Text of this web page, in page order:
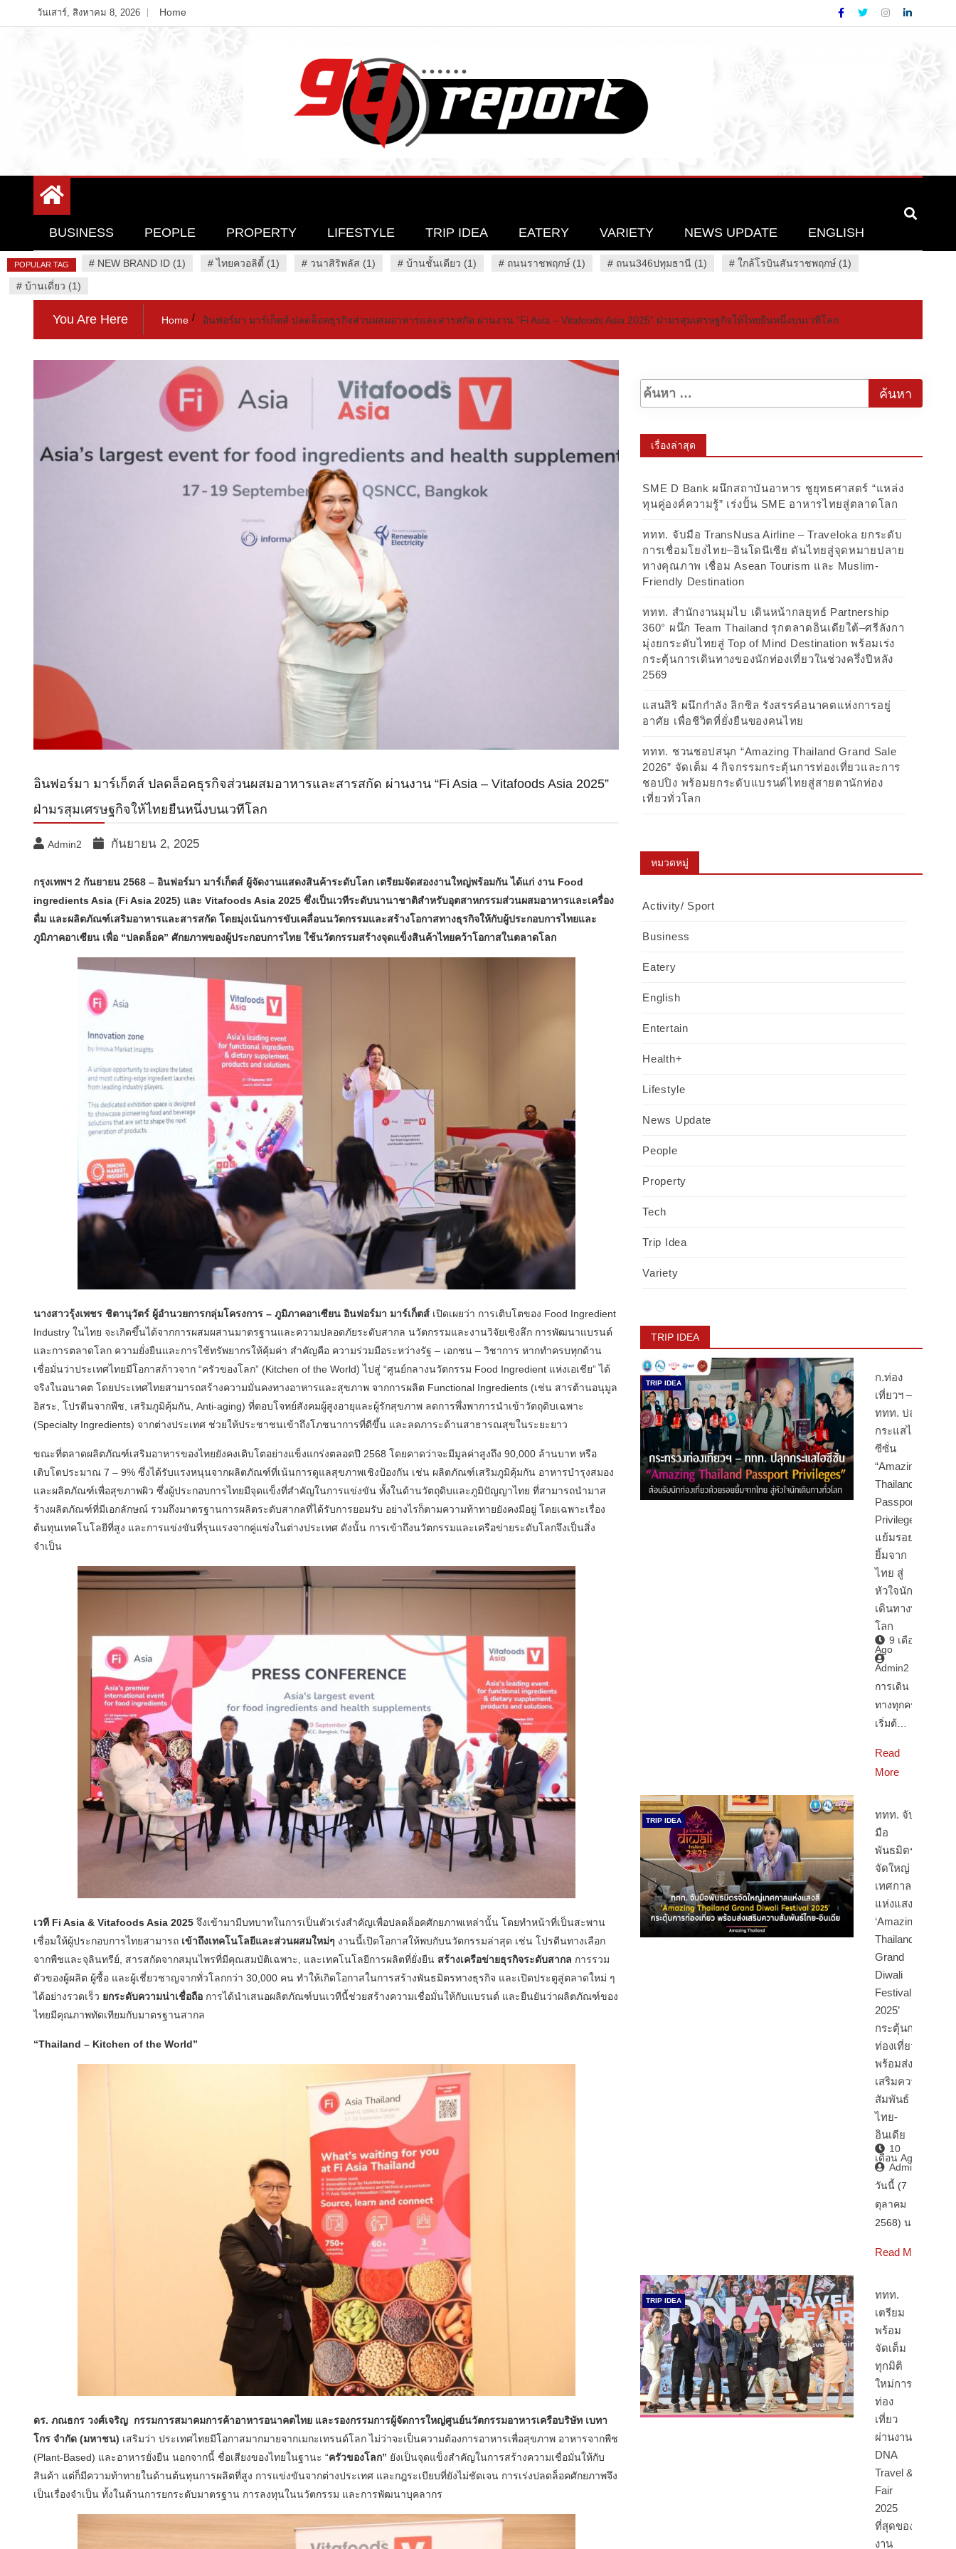
to
วันเสาร์, สิงหาคม 8, 2026 Home
94 Report.com
BUSINESS PEOPLE PROPERTY LIFESTYLE TRIP IDEA EATERY VARIETY NEWS UPDATE ENGLISH
POPULAR TAG # NEW BRAND ID (1) #ไทยควอลิตี้ (1) # วนาสิริพลัส (1) # บ้านชั้นเดียว (1) # ถนนราชพฤกษ์ (1) # ถนน346ปทุมธานี (1) # ใกล้โรบินสันราชพฤกษ์ (1)
# บ้านเดี่ยว (1)
You Are Here Home อินฟอร์มา มาร์เก็ตส์ ปลดล็อคธุรกิจส่วนผสมอาหารและสารสกัด ผ่านงาน “Fi Asia – Vitafoods Asia 2025” ฝ่ามรสุมเศรษฐกิจให้ไทยยืนหนึ่งบนเวทีโลก
อินฟอร์มา มาร์เก็ตส์ ปลดล็อคธุรกิจส่วนผสมอาหารและสารสกัด ผ่านงาน “Fi Asia – Vitafoods Asia 2025”
ฝ่ามรสุมเศรษฐกิจให้ไทยยืนหนึ่งบนเวทีโลก
Admin2 กันยายน 2, 2025
กรุงเทพฯ 2 กันยายน 2568 – อินฟอร์มา มาร์เก็ตส์ ผู้จัดงานแสดงสินค้าระดับโลก เตรียมจัดสองงานใหญ่พร้อมกัน ได้แก่ งาน Food
ingredients Asia (Fi Asia 2025) และ Vitafoods Asia 2025 ซึ่งเป็นเวทีระดับนานาชาติสำหรับอุตสาหกรรมส่วนผสมอาหารและเครื่อง
ดื่ม และผลิตภัณฑ์เสริมอาหารและสารสกัด โดยมุ่งเน้นการขับเคลื่อนนวัตกรรมและสร้างโอกาสทางธุรกิจให้กับผู้ประกอบการไทยและ
ภูมิภาคอาเซียน เพื่อ “ปลดล็อค” ศักยภาพของผู้ประกอบการไทย ใช้นวัตกรรมสร้างจุดแข็งสินค้าไทยคว้าโอกาสในตลาดโลก
นางสาวรุ้งเพชร ชิตานุวัตร์ ผู้อำนวยการกลุ่มโครงการ – ภูมิภาคอาเซียน อินฟอร์มา มาร์เก็ตส์ เปิดเผยว่า การเติบโตของ Food Ingredient
Industry ในไทย จะเกิดขึ้นได้จากการผสมผสานมาตรฐานและความปลอดภัยระดับสากล นวัตกรรมและงานวิจัยเชิงลึก การพัฒนาแบรนด์
และการตลาดโลก ความยั่งยืนและการใช้ทรัพยากรให้คุ้มค่า สำคัญคือ ความร่วมมือระหว่างรัฐ – เอกชน – วิชาการ หากทำครบทุกด้าน
เชื่อมั่นว่าประเทศไทยมีโอกาสก้าวจาก “ครัวของโลก” (Kitchen of the World) ไปสู่ “ศูนย์กลางนวัตกรรม Food Ingredient แห่งเอเชีย” ได้
จริงในอนาคต โดยประเทศไทยสามารถสร้างความมั่นคงทางอาหารและสุขภาพ จากการผลิต Functional Ingredients (เช่น สารต้านอนุมูล
อิสระ, โปรตีนจากพืช, เสริมภูมิคุ้มกัน, Anti-aging) ที่ตอบโจทย์สังคมผู้สูงอายุและผู้รักสุขภาพ ลดการพึ่งพาการนำเข้าวัตถุดิบเฉพาะ
(Specialty Ingredients) จากต่างประเทศ ช่วยให้ประชาชนเข้าถึงโภชนาการที่ดีขึ้น และลดภาระด้านสาธารณสุขในระยะยาว
ขณะที่ตลาดผลิตภัณฑ์เสริมอาหารของไทยยังคงเติบโตอย่างแข็งแกร่งตลอดปี 2568 โดยคาดว่าจะมีมูลค่าสูงถึง 90,000 ล้านบาท หรือ
เติบโตประมาณ 7 – 9% ซึ่งได้รับแรงหนุนจากผลิตภัณฑ์ที่เน้นการดูแลสุขภาพเชิงป้องกัน เช่น ผลิตภัณฑ์เสริมภูมิคุ้มกัน อาหารบำรุงสมอง
และผลิตภัณฑ์เพื่อสุขภาพผิว ซึ่งผู้ประกอบการไทยมีจุดแข็งที่สำคัญในการแข่งขัน ทั้งในด้านวัตถุดิบและภูมิปัญญาไทย ที่สามารถนำมาส
ร้างผลิตภัณฑ์ที่มีเอกลักษณ์ รวมถึงมาตรฐานการผลิตระดับสากลที่ได้รับการยอมรับ อย่างไรก็ตามความท้าทายยังคงมีอยู่ โดยเฉพาะเรื่อง
ต้นทุนเทคโนโลยีที่สูง และการแข่งขันที่รุนแรงจากคู่แข่งในต่างประเทศ ดังนั้น การเข้าถึงนวัตกรรมและเครือข่ายระดับโลกจึงเป็นสิ่ง
จำเป็น
เวที Fi Asia & Vitafoods Asia 2025 จึงเข้ามามีบทบาทในการเป็นตัวเร่งสำคัญเพื่อปลดล็อคศักยภาพเหล่านั้น โดยทำหน้าที่เป็นสะพาน
เชื่อมให้ผู้ประกอบการไทยสามารถ เข้าถึงเทคโนโลยีและส่วนผสมใหม่ๆ งานนี้เปิดโอกาสให้พบกับนวัตกรรมล่าสุด เช่น โปรตีนทางเลือก
จากพืชและจุลินทรีย์, สารสกัดจากสมุนไพรที่มีคุณสมบัติเฉพาะ, และเทคโนโลยีการผลิตที่ยั่งยืน สร้างเครือข่ายธุรกิจระดับสากล การรวม
ตัวของผู้ผลิต ผู้ซื้อ และผู้เชี่ยวชาญจากทั่วโลกกว่า 30,000 คน ทำให้เกิดโอกาสในการสร้างพันธมิตรทางธุรกิจ และเปิดประตูสู่ตลาดใหม่ ๆ
ได้อย่างรวดเร็ว ยกระดับความน่าเชื่อถือ การได้นำเสนอผลิตภัณฑ์บนเวทีนี้ช่วยสร้างความเชื่อมั่นให้กับแบรนด์ และยืนยันว่าผลิตภัณฑ์ของ
ไทยมีคุณภาพทัดเทียมกับมาตรฐานสากล
“Thailand – Kitchen of the World”
ดร. ภณธกร วงศ์เจริญ กรรมการสมาคมการค้าอาหารอนาคตไทย และรองกรรมการผู้จัดการใหญ่ศูนย์นวัตกรรมอาหารเครือบริษัท เบทา
โกร จำกัด (มหาชน) เสริมว่า ประเทศไทยมีโอกาสมากมายจากเมกะเทรนด์โลก ไม่ว่าจะเป็นความต้องการอาหารเพื่อสุขภาพ อาหารจากพืช
(Plant-Based) และอาหารยั่งยืน นอกจากนี้ ชื่อเสียงของไทยในฐานะ “ครัวของโลก” ยังเป็นจุดแข็งสำคัญในการสร้างความเชื่อมั่นให้กับ
สินค้า แต่ก็มีความท้าทายในด้านต้นทุนการผลิตที่สูง การแข่งขันจากต่างประเทศ และกฎระเบียบที่ยังไม่ชัดเจน การเร่งปลดล็อคศักยภาพจึง
เป็นเรื่องจำเป็น ทั้งในด้านการยกระดับมาตรฐาน การลงทุนในนวัตกรรม และการพัฒนาบุคลากร
เรื่องล่าสุด
SME D Bank ผนึกสถาบันอาหาร ชูยุทธศาสตร์ “แหล่ง
ทุนคู่องค์ความรู้” เร่งปั้น SME อาหารไทยสู่ตลาดโลก
ททท. จับมือ TransNusa Airline – Traveloka ยกระดับ
การเชื่อมโยงไทย–อินโดนีเซีย ดันไทยสู่จุดหมายปลาย
ทางคุณภาพ เชื่อม Asean Tourism และ Muslim-
Friendly Destination
ททท. สำนักงานมุมไบ เดินหน้ากลยุทธ์ Partnership
360° ผนึก Team Thailand รุกตลาดอินเดียใต้–ศรีลังกา
มุ่งยกระดับไทยสู่ Top of Mind Destination พร้อมเร่ง
กระตุ้นการเดินทางของนักท่องเที่ยวในช่วงครึ่งปีหลัง
2569
แสนสิริ ผนึกกำลัง ลิกซิล รังสรรค์อนาคตแห่งการอยู่
อาศัย เพื่อชีวิตที่ยั่งยืนของคนไทย
ททท. ชวนชอปสนุก “Amazing Thailand Grand Sale
2026” จัดเต็ม 4 กิจกรรมกระตุ้นการท่องเที่ยวและการ
ชอปปิง พร้อมยกระดับแบรนด์ไทยสู่สายตานักท่อง
เที่ยวทั่วโลก
หมวดหมู่
Activity/ Sport
Business
Eatery
English
Entertain
Health+
Lifestyle
News Update
People
Property
Tech
Trip Idea
Variety
TRIP IDEA
TRIP IDEA
ก.ท่อง
เที่ยวฯ –
ททท. ปลุก
กระแสไฮ
ซีซั่น
“Amazing
Thailand
Passport
Privileges”
แย้มรอย
ยิ้มจาก
ไทย สู่
หัวใจนัก
เดินทางทั่ว
โลก
9 เดือน
Ago
Admin2
การเดิน
ทางทุกครั้ง
เริ่มต้…
Read
More
TRIP IDEA
ททท. จับ
มือ
พันธมิตร
จัดใหญ่
เทศกาล
แห่งแสงสี
‘Amazing
Thailand
Grand
Diwali
Festival
2025’
กระตุ้นการ
ท่องเที่ยว
พร้อมส่ง
เสริมความ
สัมพันธ์
ไทย-
อินเดีย
10
เดือน Ago
Admin2
วันนี้ (7
ตุลาคม
2568) นา…
Read More
TRIP IDEA
ททท.
เตรียม
พร้อม
จัดเต็ม
ทุกมิติ
ใหม่การ
ท่อง
เที่ยว
ผ่านงาน
DNA
Travel &
Fair
2025
ที่สุดของ
งาน